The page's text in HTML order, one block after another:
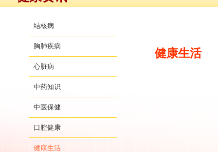
结核病
胸肺疾病
心脏病
中药知识
中医保健
口腔健康
健康生活
健康生活